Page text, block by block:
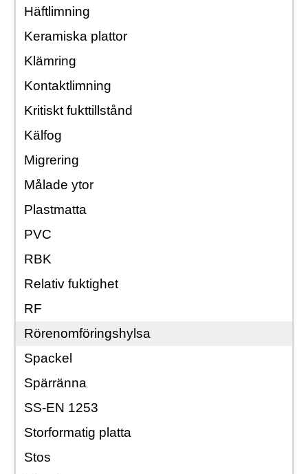
Häftlimning
Keramiska plattor
Klämring
Kontaktlimning
Kritiskt fukttillstånd
Kälfog
Migrering
Målade ytor
Plastmatta
PVC
RBK
Relativ fuktighet
RF
Rörenomföringshylsa
Spackel
Spärränna
SS-EN 1253
Storformatig platta
Stos